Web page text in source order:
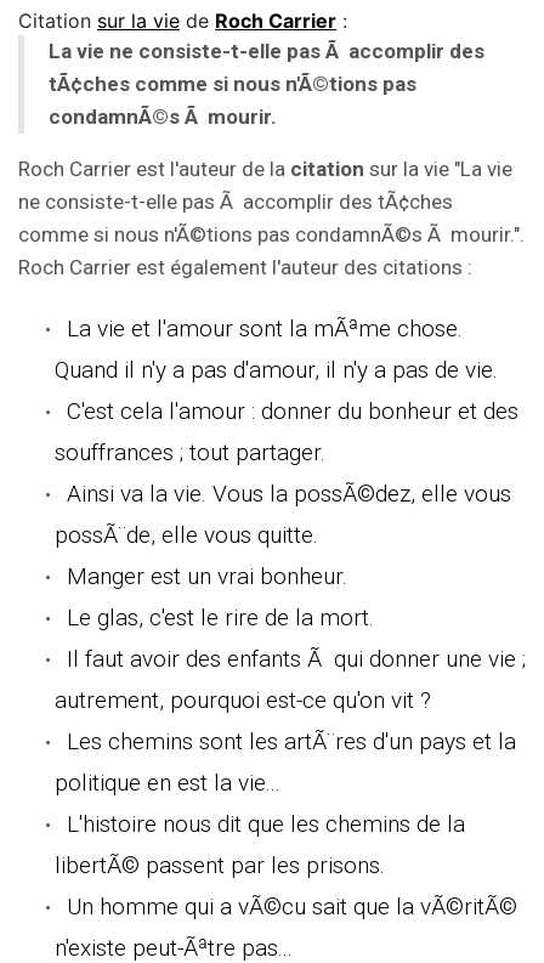
Citation sur la vie de Roch Carrier :
La vie ne consiste-t-elle pas Ã accomplir des
tÃ¢ches comme si nous n'Ã©tions pas
condamnÃ©s Ã mourir.
Roch Carrier est l'auteur de la citation sur la vie "La vie
ne consiste-t-elle pas Ã accomplir des tÃ¢ches
comme si nous n'Ã©tions pas condamnÃ©s Ã mourir.".
Roch Carrier est également l'auteur des citations :
La vie et l'amour sont la mÃªme chose.
Quand il n'y a pas d'amour, il n'y a pas de vie.
C'est cela l'amour : donner du bonheur et des
souffrances ; tout partager.
Ainsi va la vie. Vous la possÃ©dez, elle vous
possÃ¨de, elle vous quitte.
Manger est un vrai bonheur.
Le glas, c'est le rire de la mort.
Il faut avoir des enfants Ã qui donner une vie ;
autrement, pourquoi est-ce qu'on vit ?
Les chemins sont les artÃ¨res d'un pays et la
politique en est la vie...
L'histoire nous dit que les chemins de la
libertÃ© passent par les prisons.
Un homme qui a vÃ©cu sait que la vÃ©ritÃ©
n'existe peut-Ãªtre pas...